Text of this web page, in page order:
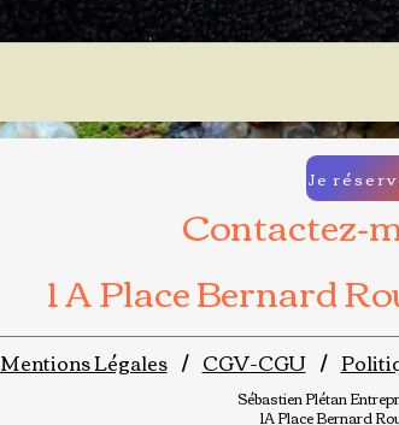
Contactez-
1 A Place Bernard
Je
Mentions Légales/ CGV-CGU/
Sébastien Plétan
1A Place Bernard